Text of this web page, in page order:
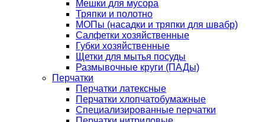
Мешки для мусора
Тряпки и полотно
МОПы (насадки и тряпки для швабр)
Салфетки хозяйственные
Губки хозяйственные
Щетки для мытья посуды
Размывочные круги (ПАДы)
Перчатки
Перчатки латексные
Перчатки хлопчатобумажные
Специализированные перчатки